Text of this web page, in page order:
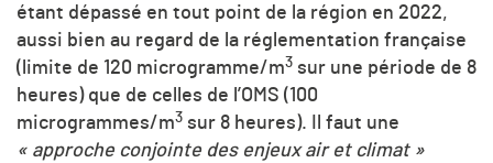
étant dépassé en tout point de la région en 2022,
aussi bien au regard de la réglementation française
(limite de 120 microgramme/m3 sur une période de 8
heures) que de celles de l’OMS (100
microgrammes/m3 sur 8 heures). Il faut une
« approche conjointe des enjeux air et climat »